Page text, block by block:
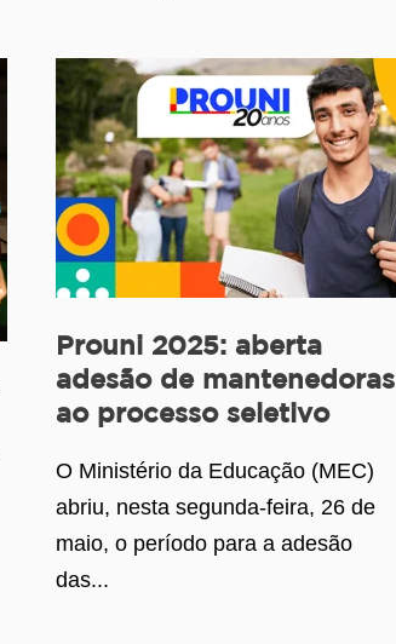
Prouni 2025: aberta
adesão de mantenedoras
ao processo seletivo
O Ministério da Educação (MEC)
abriu, nesta segunda-feira, 26 de
maio, o período para a adesão
das...